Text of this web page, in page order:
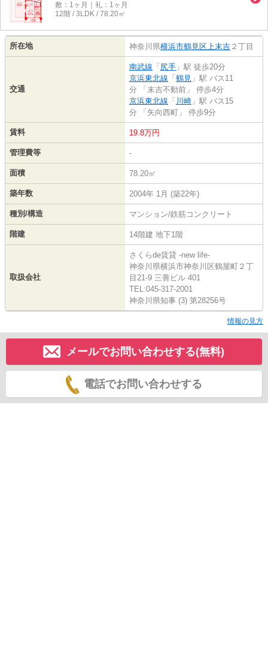
敷：1ヶ月｜礼：1ヶ月
12階 / 3LDK / 78.20㎡
所在地 神奈川県横浜市鶴見区上末吉 ２丁目
交通
南武線 「 尻手 」駅 徒歩20分
京浜東北線 「 鶴見 」駅 バス11
分 「末吉不動前」 停歩4分
京浜東北線 「 川崎 」駅 バス15
分 「矢向西町」 停歩9分
賃料 19.8万円
管理費等 -
面積 78.20㎡
築年数 2004年 1月 (築22年)
種別/構造 マンション/鉄筋コンクリート
階建 14階建 地下1階
取扱会社
さくらde賃貸 -new life-
神奈川県横浜市神奈川区鶴屋町２丁
目21-9 三善ビル 401
TEL:045-317-2001
神奈川県知事 (3) 第28256号
情報の見方
メールでお問い合わせする(無料)
電話でお問い合わせする